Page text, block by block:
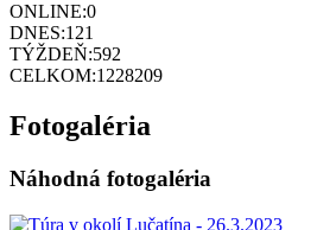
ONLINE:0
DNES:121
TÝŽDEŇ:592
CELKOM:1228209
Fotogaléria
Náhodná fotogaléria